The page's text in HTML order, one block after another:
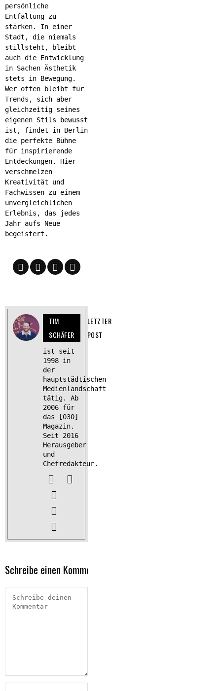
persönliche
Entfaltung zu
stärken. In einer
Stadt, die niemals
stillsteht, bleibt
auch die Entwicklung
in Sachen Ästhetik
stets in Bewegung.
Wer offen bleibt für
Trends, sich aber
gleichzeitig seines
eigenen Stils bewusst
ist, findet in Berlin
die perfekte Bühne
für inspirierende
Entdeckungen. Hier
verschmelzen
Kreativität und
Fachwissen zu einem
unvergleichlichen
Erlebnis, das jedes
Jahr aufs Neue
begeistert.
TIM
SCHÄFER
LETZTER
POST
ist seit
1998 in
der
hauptstädtischen
Medienlandschaft
tätig. Ab
2006 für
das [030]
Magazin.
Seit 2016
Herausgeber
und
Chefredakteur.
Schreibe einen Kommentar